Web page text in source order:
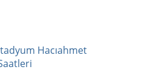
Hacıahmet